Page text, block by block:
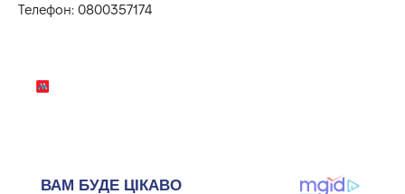
Телефон: 0800357174